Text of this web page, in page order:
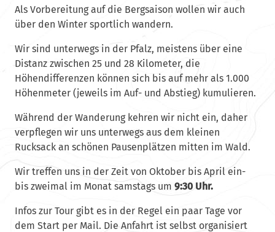
Als Vorbereitung auf die Bergsaison wollen wir auch
über den Winter sportlich wandern.
Wir sind unterwegs in der Pfalz, meistens über eine
Distanz zwischen 25 und 28 Kilometer, die
Höhendifferenzen können sich bis auf mehr als 1.000
Höhenmeter (jeweils im Auf- und Abstieg) kumulieren.
Während der Wanderung kehren wir nicht ein, daher
verpflegen wir uns unterwegs aus dem kleinen
Rucksack an schönen Pausenplätzen mitten im Wald.
Wir treffen uns in der Zeit von Oktober bis April ein-
bis zweimal im Monat samstags um 9:30 Uhr.
Infos zur Tour gibt es in der Regel ein paar Tage vor
dem Start per Mail. Die Anfahrt ist selbst organisiert